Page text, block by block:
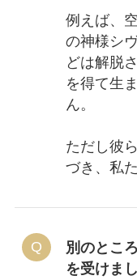
例えば、
の神様シ
どは解脱
を得て生
ん。
ただし彼
づき、私
別のとこ
を受けま